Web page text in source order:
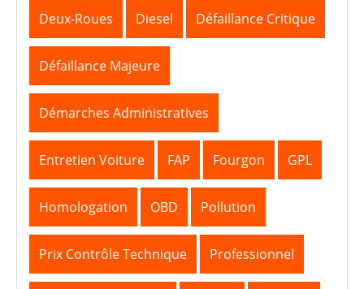
Deux-Roues Diesel Défaillance Critique
Défaillance Majeure
Démarches Administratives
Entretien Voiture FAP Fourgon GPL
Homologation OBD Pollution
Prix Contrôle Technique Professionnel